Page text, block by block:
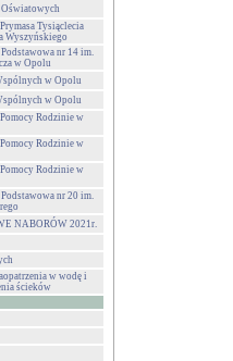
Oświatowych
Tysiąclecia
Wyszyńskiego
nr 14 im.
w Opolu
w Opolu
w Opolu
Rodzinie w
Rodzinie w
Rodzinie w
nr 20 im.
NABORÓW 2021r.
w wodę i
ścieków